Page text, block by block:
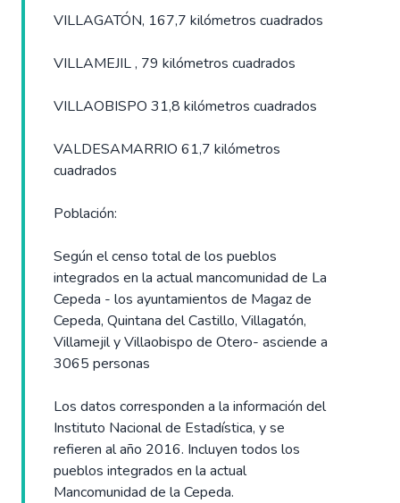
VILLAGATÓN, 167,7 kilómetros cuadrados
VILLAMEJIL , 79 kilómetros cuadrados
VILLAOBISPO 31,8 kilómetros cuadrados
VALDESAMARRIO 61,7 kilómetros
cuadrados
Población:
Según el censo total de los pueblos
integrados en la actual mancomunidad de La
Cepeda - los ayuntamientos de Magaz de
Cepeda, Quintana del Castillo, Villagatón,
Villamejil y Villaobispo de Otero- asciende a
3065 personas
Los datos corresponden a la información del
Instituto Nacional de Estadística, y se
refieren al año 2016. Incluyen todos los
pueblos integrados en la actual
Mancomunidad de la Cepeda.